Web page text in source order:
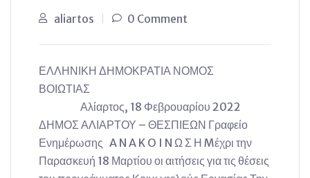
aliartos 0 Comment
ΕΛΛΗΝΙΚΗ ΔΗΜΟΚΡΑΤΙΑ ΝΟΜΟΣ
ΒΟΙΩΤΙΑΣ
Αλίαρτος, 18 Φεβρουαρίου 2022
ΔΗΜΟΣ ΑΛΙΑΡΤΟΥ – ΘΕΣΠΙΕΩΝ Γραφείο
Ενημέρωσης A N A K O I N Ω Σ Η Mέχρι την
Παρασκευή 18 Μαρτίου οι αιτήσεις για τις θέσεις